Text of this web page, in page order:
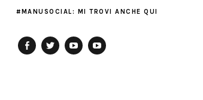
#MANUSOCIAL: MI TROVI ANCHE QUI